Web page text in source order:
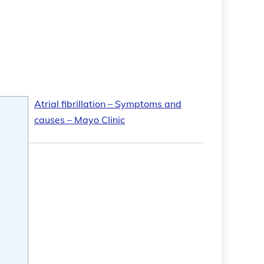
Atrial fibrillation – Symptoms and
causes – Mayo Clinic